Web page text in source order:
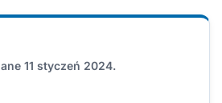
11 styczeń 2024.